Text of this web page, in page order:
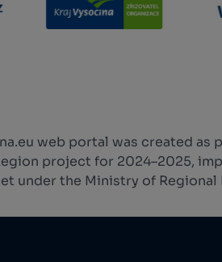
web portal was created
project for 2024–2025,
under the Ministry of